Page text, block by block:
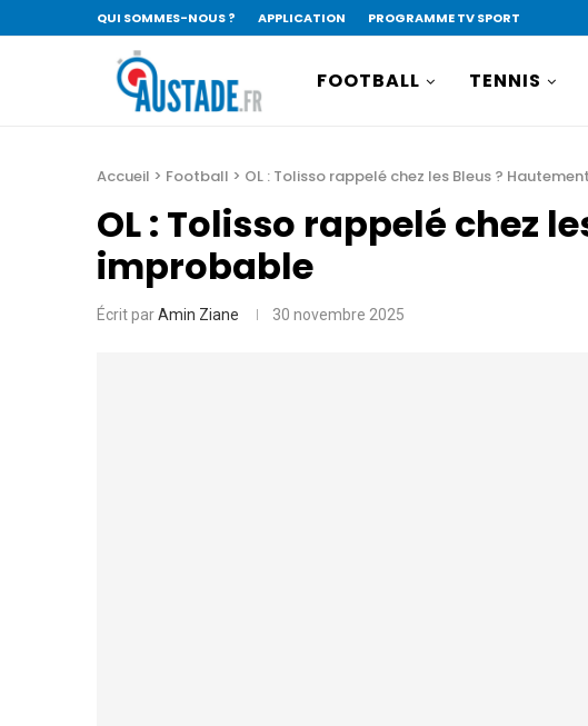
QUI SOMMES-NOUS ? APPLICATION PROGRAMME TV SPORT
FOOTBALL TENNIS
Accueil > Football > OL : Tolisso rappelé chez les Bleus ?
OL : Tolisso rappelé chez
improbable
Écrit parAmin Ziane 30 novembre 2025